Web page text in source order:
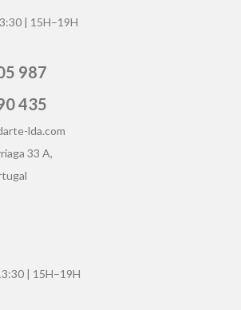
| 15H–19H
987
435
lda.com
33 A,
| 15H–19H